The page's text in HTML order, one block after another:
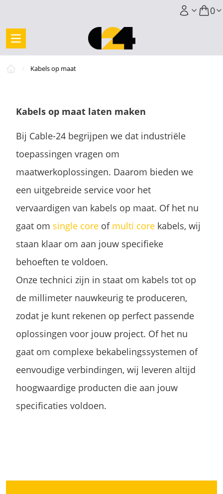
0
/ Kabels op maat
Kabels op maat laten maken
Bij Cable-24 begrijpen we dat industriële
toepassingen vragen om
maatwerkoplossingen. Daarom bieden we
een uitgebreide service voor het
vervaardigen van kabels op maat. Of het nu
gaat om single core of multi core kabels, wij
staan klaar om aan jouw specifieke
behoeften te voldoen.
Onze technici zijn in staat om kabels tot op
de millimeter nauwkeurig te produceren,
zodat je kunt rekenen op perfect passende
oplossingen voor jouw project. Of het nu
gaat om complexe bekabelingssystemen of
eenvoudige verbindingen, wij leveren altijd
hoogwaardige producten die aan jouw
specificaties voldoen.